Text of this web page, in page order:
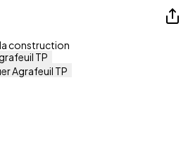
construction
TP
Agrafeuil TP